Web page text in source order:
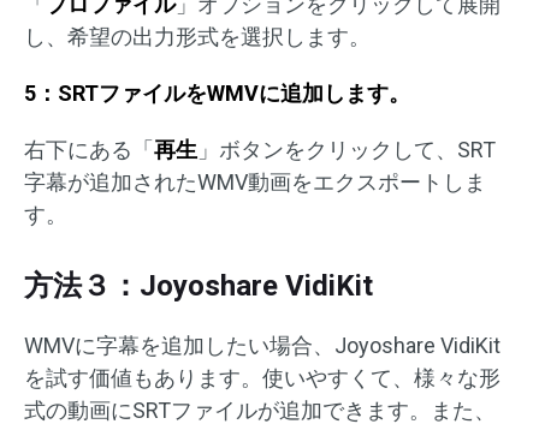
し、希望の出力形式を選択します。
5：SRTファイルをWMVに追加します。
右下にある「再生 」ボタンをクリックして、SRT
字幕が追加されたWMV動画をエクスポートしま
す。
方法３：Joyoshare VidiKit
WMVに字幕を追加したい場合、Joyoshare VidiKit
を試す価値もあります。使いやすくて、様々な形
式の動画にSRTファイルが追加できます。また、